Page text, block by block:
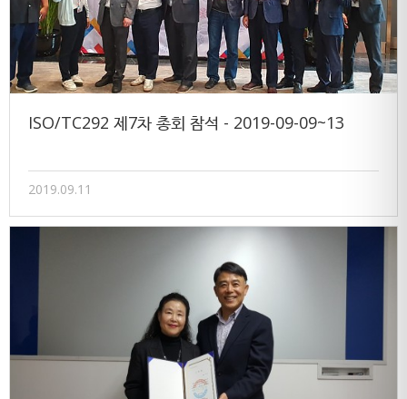
ISO/TC292 제7차 총회 참석 - 2019-09-09~13
2019.09.11